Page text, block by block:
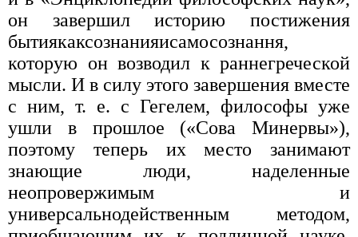
он завершил историю постижения
бытиякаксознанияисамосознання,
которую он возводил к раннегреческой
мысли. И в силу этого завершения вместе
с ним, т. е. с Гегелем, философы уже
ушли в прошлое («Сова Минервы»),
поэтому теперь их место занимают
знающие люди, наделенные
неопровержимым и
универсальнодейственным методом,